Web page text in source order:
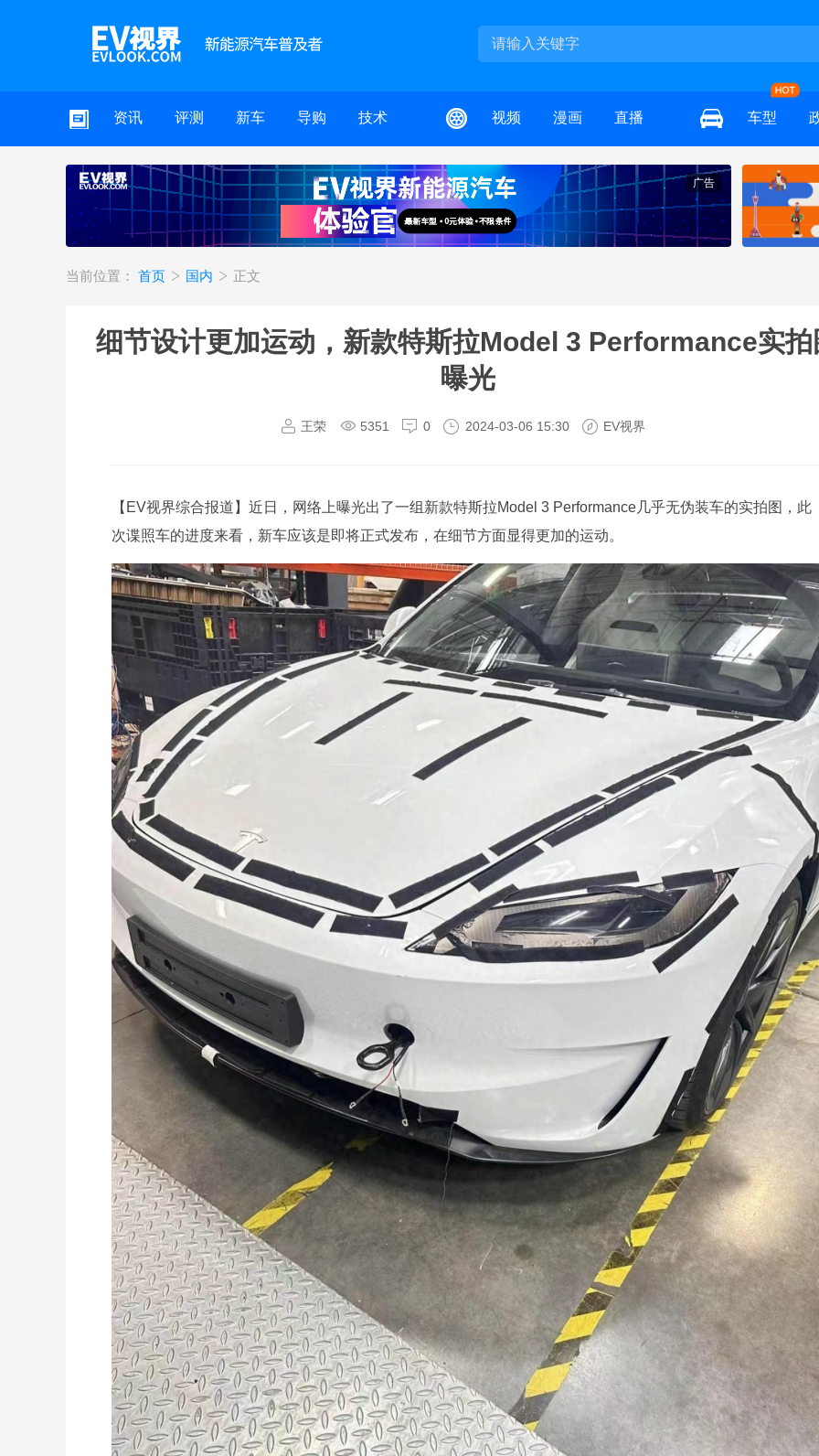
资讯 评测 新车 导购 技术 视频 漫画 直播 车型
广告
当前位置： 首页 国内 正文
细节设计更加运动，新款特斯拉Model 3 Performance实拍
曝光
王荣 5351 0 2024-03-06 15:30 EV视界
【EV视界综合报道】近日，网络上曝光出了一组新款特斯拉Model 3 Performance几乎无伪装车的实拍图，此
次谍照车的进度来看，新车应该是即将正式发布，在细节方面显得更加的运动。